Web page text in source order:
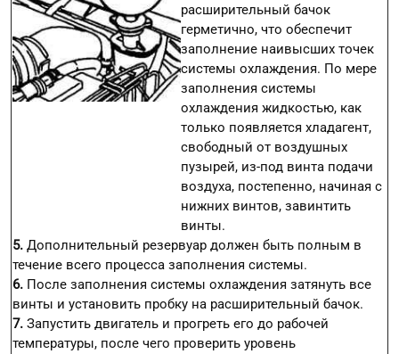
расширительный бачок
герметично, что обеспечит
заполнение наивысших точек
системы охлаждения. По мере
заполнения системы
охлаждения жидкостью, как
только появляется хладагент,
свободный от воздушных
пузырей, из-под винта подачи
воздуха, постепенно, начиная с
нижних винтов, завинтить
винты.
5. Дополнительный резервуар должен быть полным в
течение всего процесса заполнения системы.
6. После заполнения системы охлаждения затянуть все
винты и установить пробку на расширительный бачок.
7. Запустить двигатель и прогреть его до рабочей
температуры, после чего проверить уровень